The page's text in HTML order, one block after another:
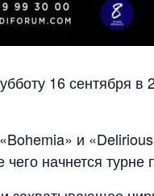
16 сентября
и
чего начнется